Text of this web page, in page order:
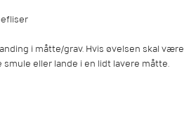
i måtte/grav. Hvis øvelsen skal være
eller lande i en lidt lavere måtte.